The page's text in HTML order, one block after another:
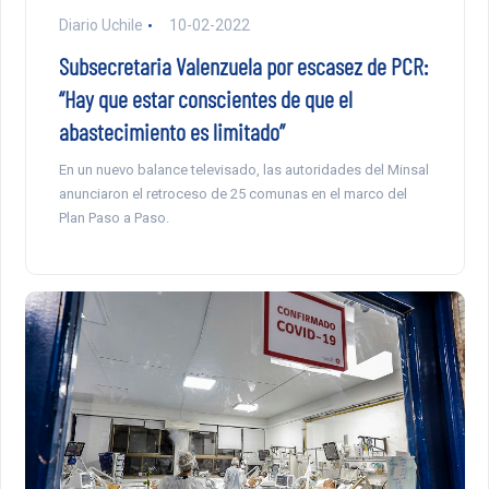
Diario Uchile 10-02-2022
Subsecretaria Valenzuela por escasez de PCR:
“Hay que estar conscientes de que el
abastecimiento es limitado”
En un nuevo balance televisado, las autoridades del Minsal
anunciaron el retroceso de 25 comunas en el marco del
Plan Paso a Paso.